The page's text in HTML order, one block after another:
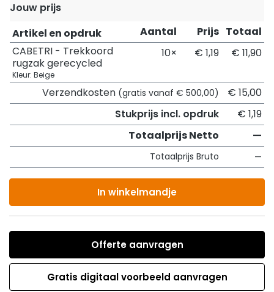
Jouw prijs
Artikel en opdruk
Aantal Prijs Totaal
CABETRI - Trekkoord
rugzak gerecycled
Kleur: Beige
10× € 1,19 € 11,90
Verzendkosten (gratis vanaf € 500,00)
€ 15,00
Stukprijs incl. opdruk
€ 1,19
Totaalprijs Netto
—
Totaalprijs Bruto —
In winkelmandje
Offerte aanvragen
Gratis digitaal voorbeeld aanvragen